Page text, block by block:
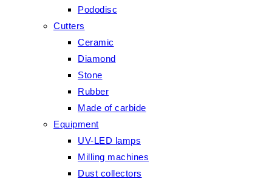
Pododisc
Cutters
Ceramic
Diamond
Stone
Rubber
Made of carbide
Equipment
UV-LED lamps
Milling machines
Dust collectors